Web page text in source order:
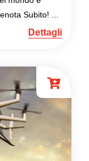
Subito! ...
Dettagli